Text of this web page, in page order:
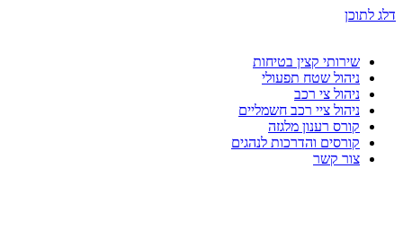
דלג לתוכן
שירותי קצין בטיחות
ניהול שטח תפעולי
ניהול צי רכב
ניהול ציי רכב חשמליים
קורס רענון מלגזה
קורסים והדרכות לנהגים
צור קשר